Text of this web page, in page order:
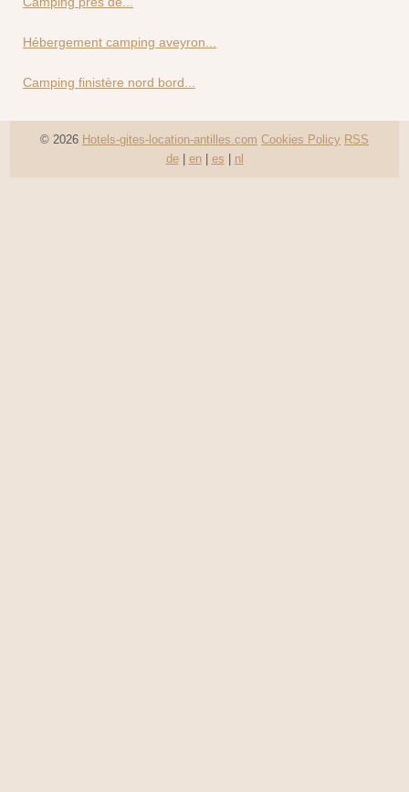
Hébergement camping aveyron...
Camping finistère nord bord...
© 2026 Hotels-gites-location-antilles.com Cookies Policy RSS
de| en| es nl